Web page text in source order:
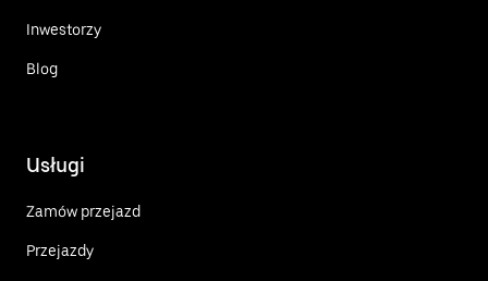
Inwestorzy
Blog
Usługi
Zamów przejazd
Przejazdy